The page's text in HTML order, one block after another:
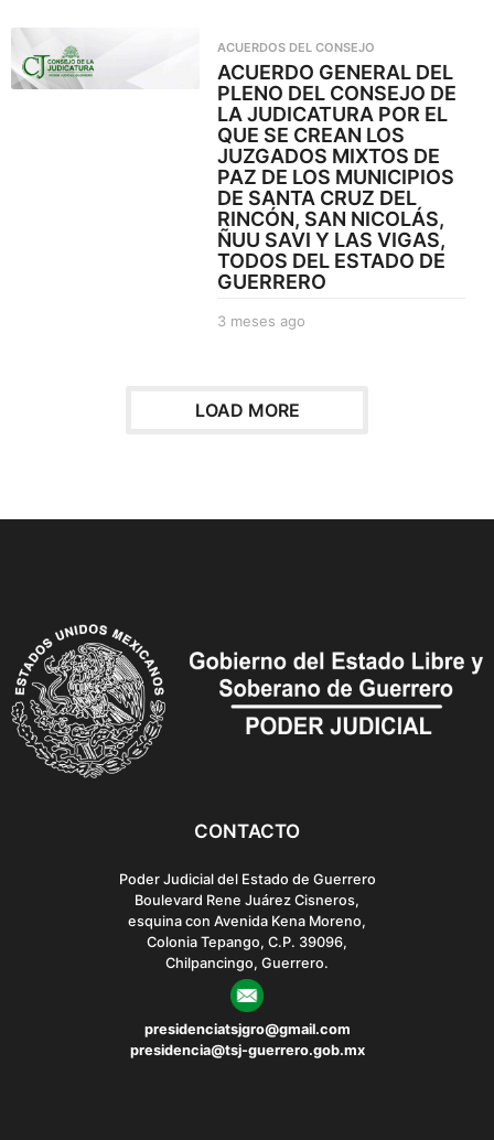
e
s
e
s
a
g
o
ACUERDOS DEL CONSEJO
ACUERDO GENERAL DEL
PLENO DEL CONSEJO DE
LA JUDICATURA POR EL
QUE SE CREAN LOS
JUZGADOS MIXTOS DE
PAZ DE LOS MUNICIPIOS
DE SANTA CRUZ DEL
RINCÓN, SAN NICOLÁS,
ÑUU SAVI Y LAS VIGAS,
TODOS DEL ESTADO DE
GUERRERO
3 meses ago
LOAD MORE
CONTACTO
Poder Judicial del Estado de Guerrero
Boulevard Rene Juárez Cisneros,
esquina con Avenida Kena Moreno,
Colonia Tepango, C.P. 39096,
Chilpancingo, Guerrero.
presidenciatsjgro@gmail.com
presidencia@tsj-guerrero.gob.mx